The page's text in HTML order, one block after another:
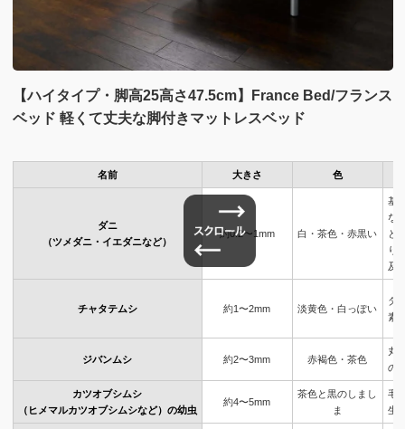
【ハイタイプ・脚高25高さ47.5cm】France Bed/フランス
ベッド 軽くて丈夫な脚付きマットレスベッド
名前 大きさ 色
ダニ
（ツメダニ・イエダニなど）
約0.2〜1mm 白・茶色・赤黒い
基
な
と
り
及
チャタテムシ 約1〜2mm 淡黄色・白っぽい
ダ
素
ジバンムシ 約2〜3mm 赤褐色・茶色
丸
の
カツオブシムシ
（ヒメマルカツオブシムシなど）の幼虫
約4〜5mm
茶色と黒のしまし
ま
毛
生